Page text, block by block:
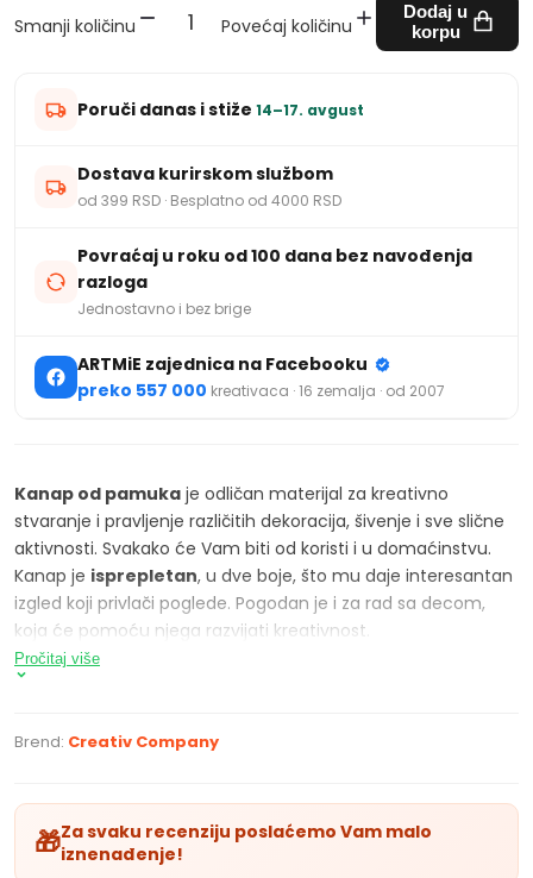
Smanji količinu Povećaj količinu
Dodaj u
korpu
Poruči danas i stiže 14–17. avgust
Dostava kurirskom službom
od 399 RSD · Besplatno od 4000 RSD
Povraćaj u roku od 100 dana bez navođenja
razloga
Jednostavno i bez brige
ARTMiE zajednica na Facebooku
preko 557 000 kreativaca · 16 zemalja · od 2007
Kanap od pamuka je odličan materijal za kreativno
stvaranje i pravljenje različitih dekoracija, šivenje i sve slične
aktivnosti. Svakako će Vam biti od koristi i u domaćinstvu.
Kanap je isprepletan, u dve boje, što mu daje interesantan
izgled koji privlači poglede. Pogodan je i za rad sa decom,
koja će pomoću njega razvijati kreativnost.
KARAKTERISTIKE PROIZVODA
debljina - 1,1 mm
Pročitaj više
Brend: Creativ Company
🎁Za svaku recenziju poslaćemo Vam malo
iznenađenje!